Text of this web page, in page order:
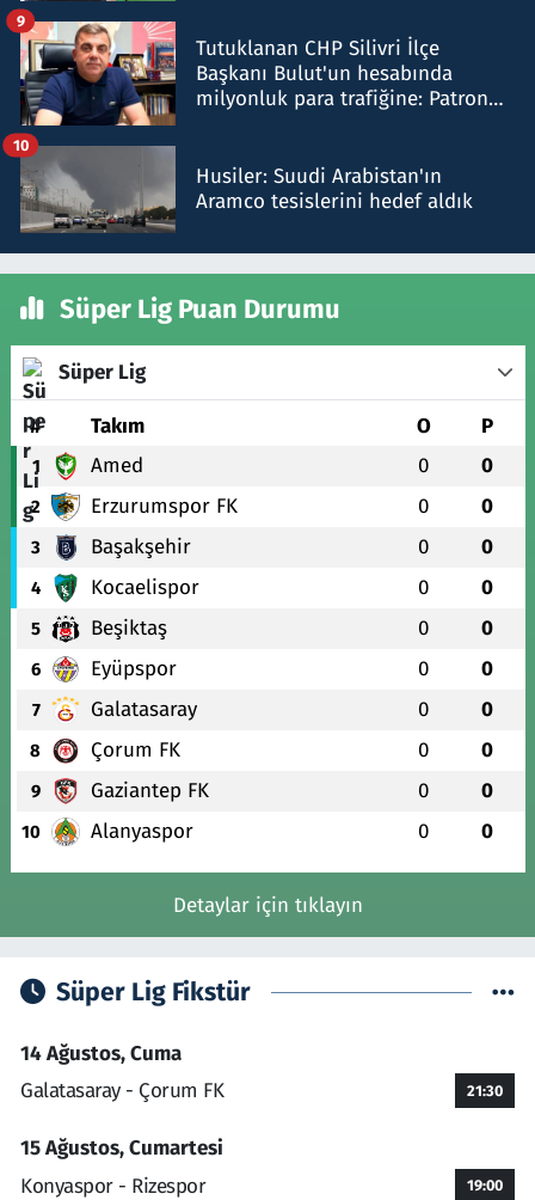
Tutuklanan CHP Silivri İlçe
Başkanı Bulut'un hesabında
milyonluk para trafiğine: Patron
9
Husiler: Suudi Arabistan'ın
Aramco tesislerini hedef aldık
10
Süper Lig Puan Durumu
Süper Lig
# Takım O P
1 Amed 0 0
2 Erzurumspor FK 0 0
3 Başakşehir 0 0
4 Kocaelispor 0 0
5 Beşiktaş 0 0
6 Eyüpspor 0 0
7 Galatasaray 0 0
8 Çorum FK 0 0
9 Gaziantep FK 0 0
10 Alanyaspor 0 0
Detaylar için tıklayın
Süper Lig Fikstür
14 Ağustos, Cuma
Galatasaray - Çorum FK
21:30
15 Ağustos, Cumartesi
Konyaspor - Rizespor
19:00